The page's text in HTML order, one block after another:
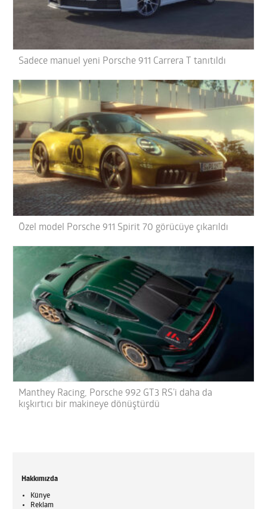
Sadece manuel yeni Porsche 911 Carrera T tanıtıldı
Özel model Porsche 911 Spirit 70 görücüye çıkarıldı
Manthey Racing, Porsche 992 GT3 RS’i daha da
kışkırtıcı bir makineye dönüştürdü
Hakkımızda
Künye
Reklam